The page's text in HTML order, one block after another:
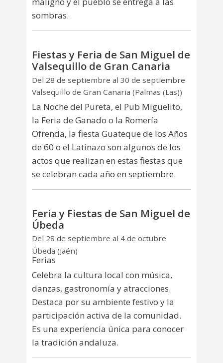
sombras.
Fiestas y Feria de San Miguel de
Valsequillo de Gran Canaria
Del 28 de septiembre al 30 de septiembre
Valsequillo de Gran Canaria (Palmas (Las))
La Noche del Pureta, el Pub Miguelito,
la Feria de Ganado o la Romería
Ofrenda, la fiesta Guateque de los Años
de 60 o el Latinazo son algunos de los
actos que realizan en estas fiestas que
se celebran cada año en septiembre.
Feria y Fiestas de San Miguel de
Úbeda
Del 28 de septiembre al 4 de octubre
Úbeda (Jaén)
Ferias
Celebra la cultura local con música,
danzas, gastronomía y atracciones.
Destaca por su ambiente festivo y la
participación activa de la comunidad.
Es una experiencia única para conocer
la tradición andaluza.